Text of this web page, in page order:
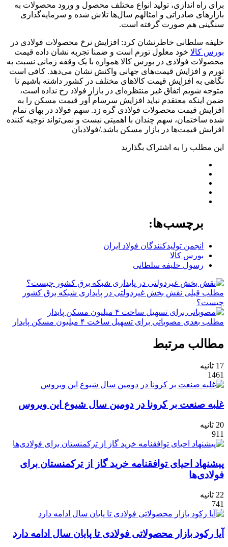
برای راه اندازی، تولید انواع مختلف محصول و ورود محصولات به
بازار‌های صادراتی و امثالهم سال‌ها تلاش شده و سرمایه‌گذاری
سنگینی هم صورت گرفته است.
خلیفه سلطانی خاطرنشان کرد: افزایش نرخ محصولات فولادی در
بورس کالا خود معلول تورم است و ضمنا تجربه نشان داده قیمت
محصولات فولادی در بورس کالا همواره با یک وقفه زمانی نسبت به
تورم و افزایش قیمت‌های جهانی واکنش نشان می‌دهد. کافی است
نگاهی به افزایش قیمت کالا‌های مختلف در کشور داشته باشیم تا
متوجه شویم اتفاق غیر منتظره‌ای در بازار فولاد رخ نداده است،
ضمن اینکه معتقدم نباید افزایش سرسام آور قیمت مسکن را به
افزایش قیمت محصولات فولادی گره زد. سهم فولاد در بهای تمام
شده ساختمان، سهم چندان با اهمیتی نیست و نمی‌تواند توجیه کننده
افزایش قیمت‌ها در بازار مسکن باشد./فولادبان
این مطلب را به اشتراک بگذارید
برچسب‌ها:
انجمن تولیدکنندگان فولاد ایران
بورس کالا
رسول خلیفه سلطانی
مطلب قبلی نقش‌ بخش غیردولتی در پایداری شبکه برق کشور
چیست؟
مطلب بعدی مصوباتی برای تسهیل ساخت ۴ میلیون مسکن پایدار
مطالب مرتبط
17 ثانیه
1461
غلبه صنعت بر کرونا در دومین سال شیوع این ویروس
20 ثانیه
911
پیشنهاد احیای توافقنامه خرید گاز از ترکمنستان برای
فولادی‌ها
22 ثانیه
741
آیا رکود بازار محصولاتی فولادی تا پایان سال ادامه دارد